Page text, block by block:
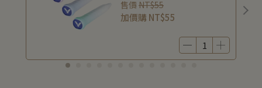
售價 NT$55
加價購 NT$55